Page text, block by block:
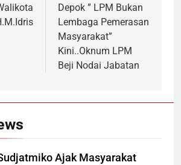
Depok ” LPM Bukan
Lembaga Pemerasan
Masyarakat”
Kini..Oknum LPM
Beji Nodai Jabatan
Ajak Masyarakat